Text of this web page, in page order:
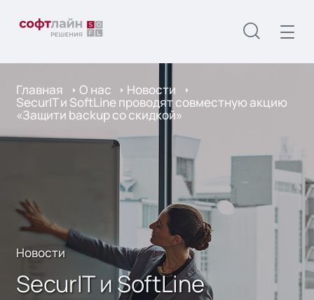
Главная О нас Новости
SecurIT и SoftLine проводят совместную акцию
«Защити backup со скидкой»
Новости
SecurIT и SoftLine